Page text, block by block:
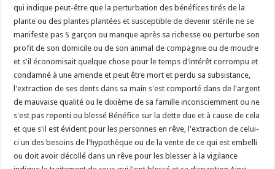
qui indique peut-être que la perturbation des bénéfices tirés de la
plante ou des plantes plantées et susceptible de devenir stérile ne se
manifeste pas S garçon ou manque après sa richesse ou perturbe son
profit de son domicile ou de son animal de compagnie ou de moudre
et s'il économisait quelque chose pour le temps d'intérêt corrompu et
condamné à une amende et peut être mort et perdu sa subsistance,
l'extraction de ses dents dans sa main s'est comporté dans de l'argent
de mauvaise qualité ou le dixième de sa famille inconsciemment ou ne
s'est pas repenti ou blessé Bénéfice sur la dette due et à cause de cela
et que s'il est évident pour les personnes en rêve, l'extraction de celui-
ci un des besoins de l'hypothèque ou de la vente de ce qui est embelli
ou doit avoir décollé dans un rêve pour les blesser à la vigilance